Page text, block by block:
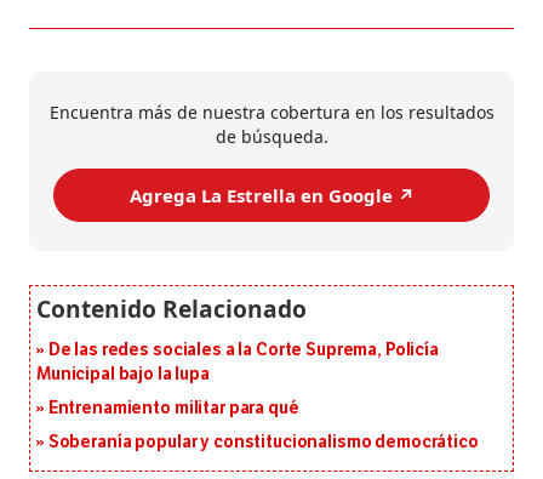
Encuentra más de nuestra cobertura en los resultados
de búsqueda.
Agrega La Estrella en Google ↗️
De las redes sociales a la Corte Suprema, Policía
Municipal bajo la lupa
Entrenamiento militar para qué
Soberanía popular y constitucionalismo democrático